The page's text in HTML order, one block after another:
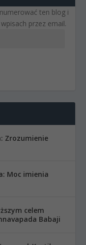
ten blog i
przez email.
Zrozumienie
Moc imienia
celem
Babaji